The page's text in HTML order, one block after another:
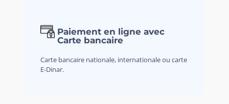
Paiement en ligne avec
Carte bancaire
Carte bancaire nationale, internationale ou carte
E-Dinar.